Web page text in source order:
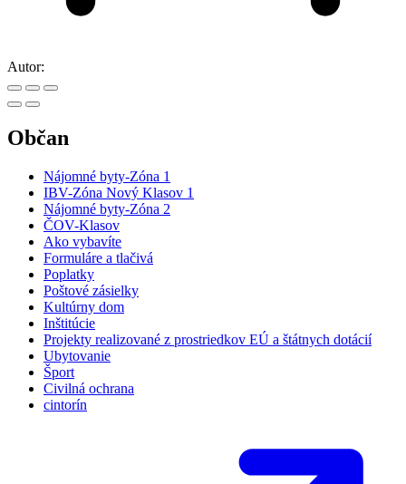
Autor:
Občan
Nájomné byty-Zóna 1
IBV-Zóna Nový Klasov 1
Nájomné byty-Zóna 2
ČOV-Klasov
Ako vybavíte
Formuláre a tlačivá
Poplatky
Poštové zásielky
Kultúrny dom
Inštitúcie
Projekty realizované z prostriedkov EÚ a štátnych dotácií
Ubytovanie
Šport
Civilná ochrana
cintorín